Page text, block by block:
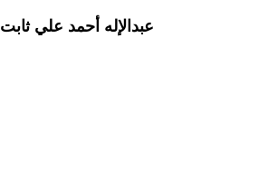
عبدالإله أحمد علي ثابت